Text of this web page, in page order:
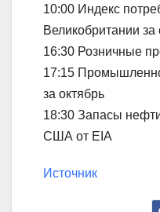
10:00 Индекс
Великобритании за
16:30 Розничные
17:15
за октябрь
18:30 Запасы
США от EIA
Источник